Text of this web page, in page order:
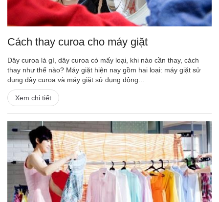
Cách thay curoa cho máy giặt
Dây curoa là gì, dây curoa có mấy loại, khi nào cần thay, cách
thay như thế nào? Máy giặt hiện nay gồm hai loại: máy giặt sử
dụng dây curoa và máy giặt sử dụng động...
Xem chi tiết